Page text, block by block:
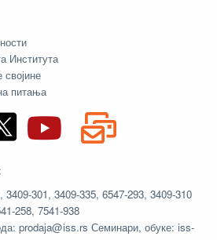
Института
питања
3409-301, 3409-335, 6547-293, 3409-310
258, 7541-938
prodaja@iss.rs Семинари, обуке: iss-